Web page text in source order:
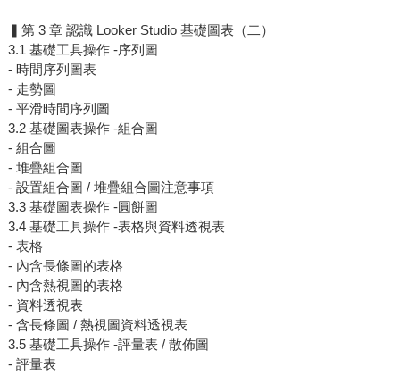
▍第 3 章 認識 Looker Studio 基礎圖表（二）
3.1 基礎工具操作 -序列圖
- 時間序列圖表
- 走勢圖
- 平滑時間序列圖
3.2 基礎圖表操作 -組合圖
- 組合圖
- 堆疊組合圖
- 設置組合圖 / 堆疊組合圖注意事項
3.3 基礎圖表操作 -圓餅圖
3.4 基礎工具操作 -表格與資料透視表
- 表格
- 內含長條圖的表格
- 內含熱視圖的表格
- 資料透視表
- 含長條圖 / 熱視圖資料透視表
3.5 基礎工具操作 -評量表 / 散佈圖
- 評量表